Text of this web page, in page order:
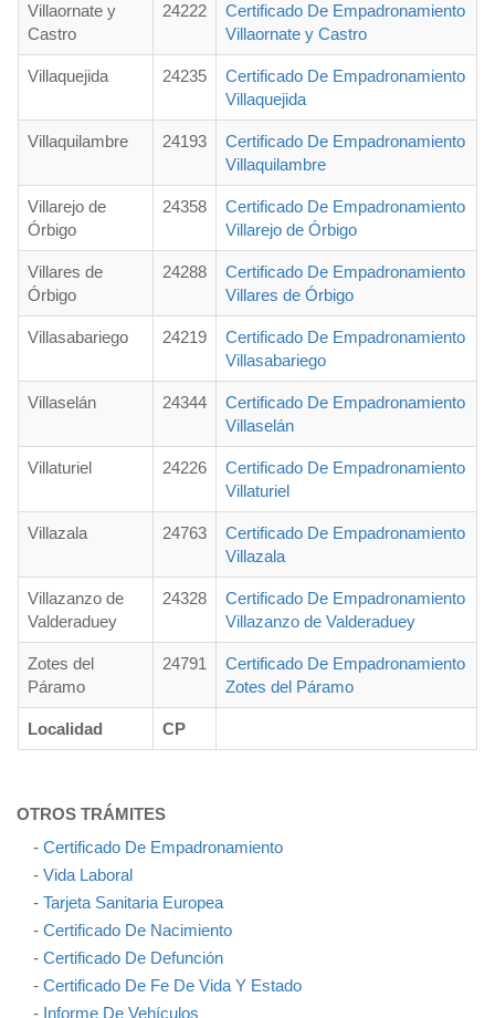
Villaornate y
Castro
24222
Certificado De Empadronamiento
Villaornate y Castro
Villaquejida 24235
Certificado De Empadronamiento
Villaquejida
Villaquilambre 24193
Certificado De Empadronamiento
Villaquilambre
Villarejo de
Órbigo
24358
Certificado De Empadronamiento
Villarejo de Órbigo
Villares de
Órbigo
24288
Certificado De Empadronamiento
Villares de Órbigo
Villasabariego 24219
Certificado De Empadronamiento
Villasabariego
Villaselán 24344
Certificado De Empadronamiento
Villaselán
Villaturiel 24226
Certificado De Empadronamiento
Villaturiel
Villazala 24763
Certificado De Empadronamiento
Villazala
Villazanzo de
Valderaduey
24328
Certificado De Empadronamiento
Villazanzo de Valderaduey
Zotes del
Páramo
24791
Certificado De Empadronamiento
Zotes del Páramo
Localidad CP
OTROS TRÁMITES
- Certificado De Empadronamiento
- Vida Laboral
- Tarjeta Sanitaria Europea
- Certificado De Nacimiento
- Certificado De Defunción
- Certificado De Fe De Vida Y Estado
- Informe De Vehículos